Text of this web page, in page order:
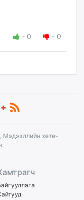
- 0 - 0
Мэдээллийн хөтөч